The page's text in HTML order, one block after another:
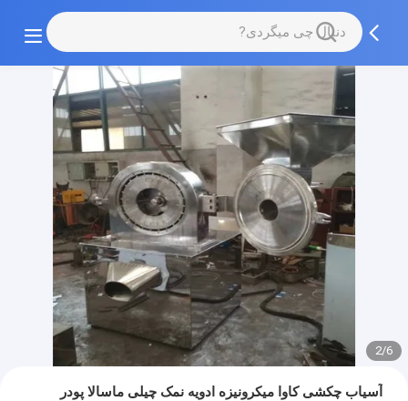
2/6
آسیاب چکشی کاوا میکرونیزه ادویه نمک چیلی ماسالا پودر